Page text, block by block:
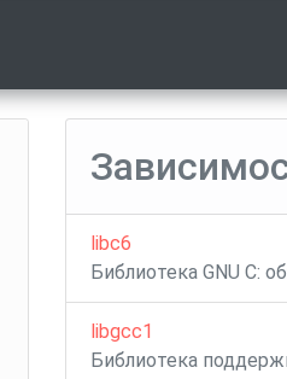
libc6
Библиотека GNU C:
libgcc1
Библиотека